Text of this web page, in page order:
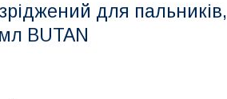
для пальників,
BUTAN